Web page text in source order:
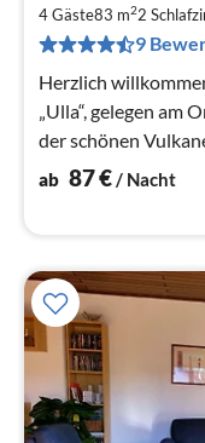
4 Gäste83 m22
9
Herzlich
„Ulla“, gelegen
der schönen
Hunde herzlich
ab 87€/ Nacht